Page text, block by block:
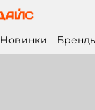
Новинки